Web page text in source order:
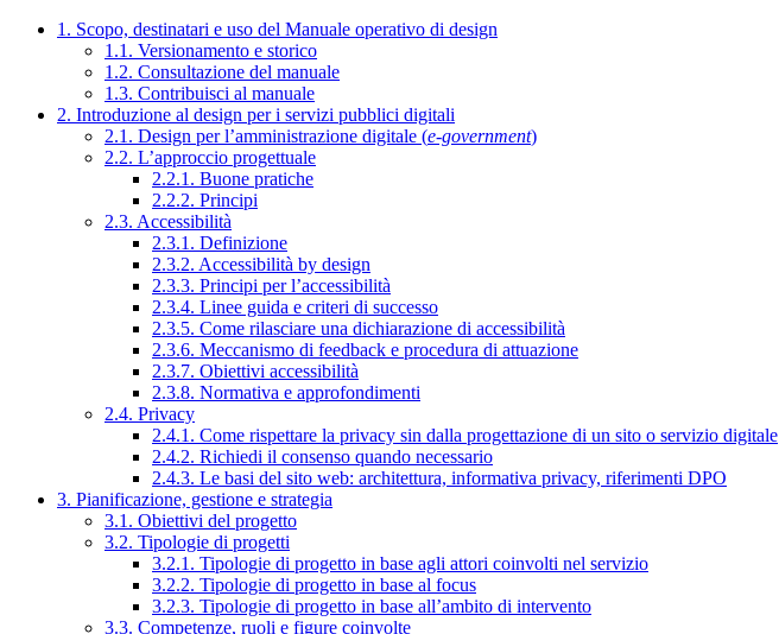
1. Scopo, destinatari e uso del Manuale operativo di design
1.1. Versionamento e storico
1.2. Consultazione del manuale
1.3. Contribuisci al manuale
2. Introduzione al design per i servizi pubblici digitali
2.1. Design per l’amministrazione digitale (e-government)
2.2. L’approccio progettuale
2.2.1. Buone pratiche
2.2.2. Principi
2.3. Accessibilità
2.3.1. Definizione
2.3.2. Accessibilità by design
2.3.3. Principi per l’accessibilità
2.3.4. Linee guida e criteri di successo
2.3.5. Come rilasciare una dichiarazione di accessibilità
2.3.6. Meccanismo di feedback e procedura di attuazione
2.3.7. Obiettivi accessibilità
2.3.8. Normativa e approfondimenti
2.4. Privacy
2.4.1. Come rispettare la privacy sin dalla progettazione di un sito o servizio digitale
2.4.2. Richiedi il consenso quando necessario
2.4.3. Le basi del sito web: architettura, informativa privacy, riferimenti DPO
3. Pianificazione, gestione e strategia
3.1. Obiettivi del progetto
3.2. Tipologie di progetti
3.2.1. Tipologie di progetto in base agli attori coinvolti nel servizio
3.2.2. Tipologie di progetto in base al focus
3.2.3. Tipologie di progetto in base all’ambito di intervento
3.3. Competenze, ruoli e figure coinvolte